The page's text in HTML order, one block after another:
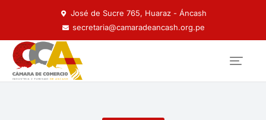
José de Sucre 765, Huaraz - Áncash
secretaria@camaradeancash.org.pe